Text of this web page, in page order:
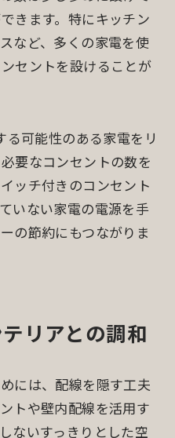
きます。特にキッチン
など、多くの家電を使
セントを設けることが
る可能性のある家電をリ
要なコンセントの数を
ッチ付きのコンセント
いない家電の電源を手
の節約にもつながりま
リアとの調和
には、配線を隠す工夫
トや壁内配線を活用す
ないすっきりとした空